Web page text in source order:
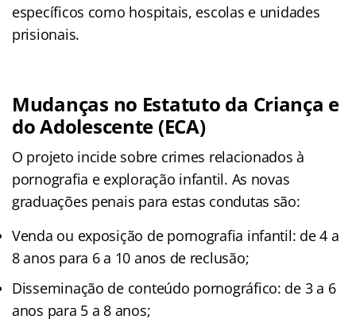
específicos como hospitais, escolas e unidades
prisionais.
Mudanças no Estatuto da Criança e
do Adolescente (ECA)
O projeto incide sobre crimes relacionados à
pornografia e exploração infantil. As novas
graduações penais para estas condutas são:
Venda ou exposição de pornografia infantil: de 4 a
8 anos para 6 a 10 anos de reclusão;
Disseminação de conteúdo pornográfico: de 3 a 6
anos para 5 a 8 anos;